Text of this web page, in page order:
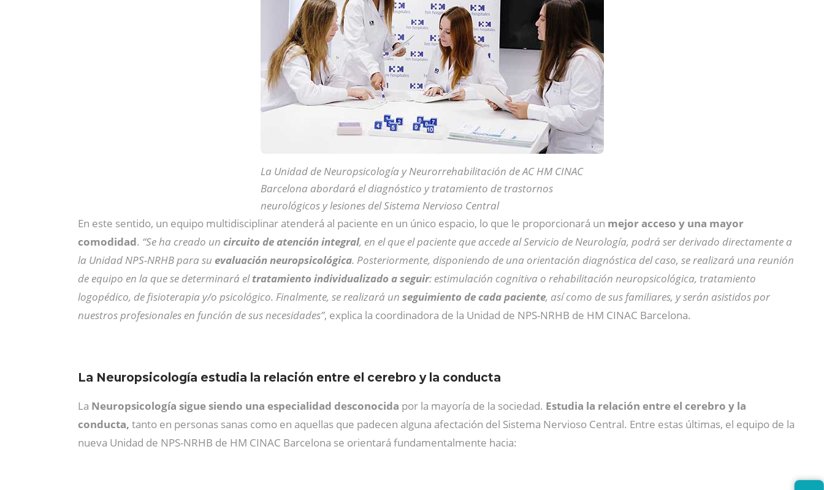
La Unidad de Neuropsicología y Neurorrehabilitación de AC HM CINAC
Barcelona abordará el diagnóstico y tratamiento de trastornos
neurológicos y lesiones del Sistema Nervioso Central
En este sentido, un equipo multidisciplinar atenderá al paciente en un único espacio, lo que le proporcionará un mejor acceso y una mayor
comodidad. “Se ha creado un circuito de atención integral, en el que el paciente que accede al Servicio de Neurología, podrá ser derivado directamente a
la Unidad NPS-NRHB para su evaluación neuropsicológica. Posteriormente, disponiendo de una orientación diagnóstica del caso, se realizará una reunión
de equipo en la que se determinará eltratamiento individualizado a seguir: estimulación cognitiva o rehabilitación neuropsicológica, tratamiento
logopédico, de fisioterapia y/o psicológico. Finalmente, se realizará un seguimiento de cada paciente, así como de sus familiares, y serán asistidos por
nuestros profesionales en función de sus necesidades”, explica la coordinadora de la Unidad de NPS-NRHB de HM CINAC Barcelona.
La Neuropsicología estudia la relación entre el cerebro y la conducta
La Neuropsicología sigue siendo una especialidad desconocida por la mayoría de la sociedad. Estudia la relación entre el cerebro y la
conducta, tanto en personas sanas como en aquellas que padecen alguna afectación del Sistema Nervioso Central. Entre estas últimas, el equipo de la
nueva Unidad de NPS-NRHB de HM CINAC Barcelona se orientará fundamentalmente hacia: